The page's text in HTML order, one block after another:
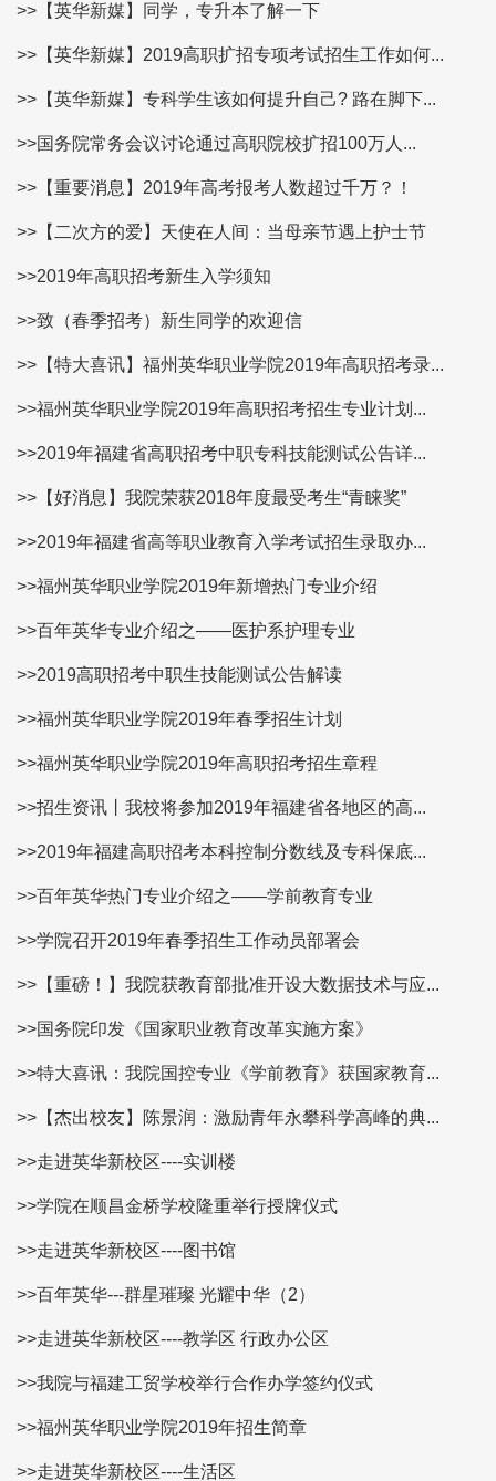
>>【英华新媒】同学，专升本了解一下
>>【英华新媒】2019高职扩招专项考试招生工作如何...
>>【英华新媒】专科学生该如何提升自己? 路在脚下...
>>国务院常务会议讨论通过高职院校扩招100万人...
>>【重要消息】2019年高考报考人数超过千万？！
>>【二次方的爱】天使在人间：当母亲节遇上护士节
>>2019年高职招考新生入学须知
>>致（春季招考）新生同学的欢迎信
>>【特大喜讯】福州英华职业学院2019年高职招考录...
>>福州英华职业学院2019年高职招考招生专业计划...
>>2019年福建省高职招考中职专科技能测试公告详...
>>【好消息】我院荣获2018年度最受考生“青睐奖”
>>2019年福建省高等职业教育入学考试招生录取办...
>>福州英华职业学院2019年新增热门专业介绍
>>百年英华专业介绍之——医护系护理专业
>>2019高职招考中职生技能测试公告解读
>>福州英华职业学院2019年春季招生计划
>>福州英华职业学院2019年高职招考招生章程
>>招生资讯丨我校将参加2019年福建省各地区的高...
>>2019年福建高职招考本科控制分数线及专科保底...
>>百年英华热门专业介绍之——学前教育专业
>>学院召开2019年春季招生工作动员部署会
>>【重磅！】我院获教育部批准开设大数据技术与应...
>>国务院印发《国家职业教育改革实施方案》
>>特大喜讯：我院国控专业《学前教育》获国家教育...
>>【杰出校友】陈景润：激励青年永攀科学高峰的典...
>>走进英华新校区----实训楼
>>学院在顺昌金桥学校隆重举行授牌仪式
>>走进英华新校区----图书馆
>>百年英华---群星璀璨 光耀中华（2）
>>走进英华新校区----教学区 行政办公区
>>我院与福建工贸学校举行合作办学签约仪式
>>福州英华职业学院2019年招生简章
>>走进英华新校区----生活区